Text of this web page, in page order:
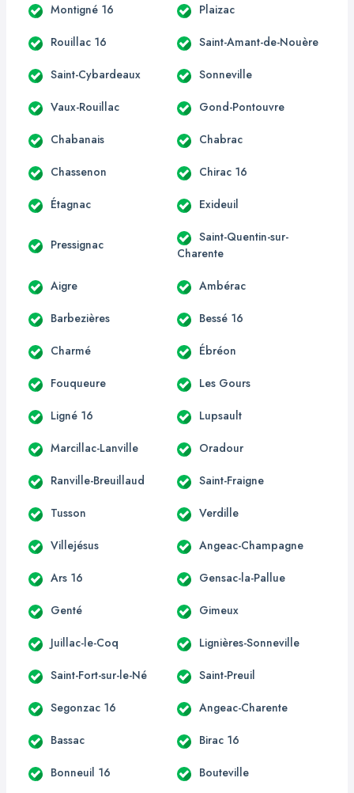
Montigné 16 Plaizac
Rouillac 16 Saint-Amant-de-Nouère
Saint-Cybardeaux Sonneville
Vaux-Rouillac Gond-Pontouvre
Chabanais Chabrac
Chassenon Chirac 16
Étagnac Exideuil
Pressignac
Saint-Quentin-sur-
Charente
Aigre Ambérac
Barbezières Bessé 16
Charmé Ébréon
Fouqueure Les Gours
Ligné 16 Lupsault
Marcillac-Lanville Oradour
Ranville-Breuillaud Saint-Fraigne
Tusson Verdille
Villejésus Angeac-Champagne
Ars 16 Gensac-la-Pallue
Genté Gimeux
Juillac-le-Coq Lignières-Sonneville
Saint-Fort-sur-le-Né Saint-Preuil
Segonzac 16 Angeac-Charente
Bassac Birac 16
Bonneuil 16 Bouteville